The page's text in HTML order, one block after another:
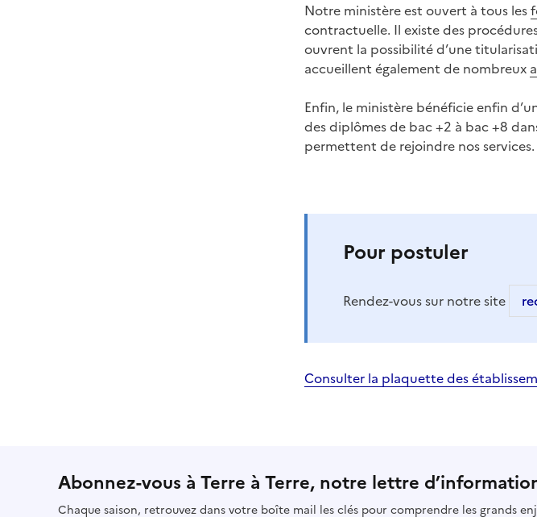
Notre ministère est ouvert à tous les
contractuelle. Il existe des
ouvrent la possibilité d’une
accueillent également de nombreux
Enfin, le ministère bénéficie enfin
des diplômes de bac +2 à bac +8
permettent de rejoindre nos services.
Pour postuler
Rendez-vous sur notre site
Consulter la plaquette des
Abonnez-vous à Terre à Terre, notre lettre
Chaque saison, retrouvez dans votre boîte mail les clés pour comprendre les grands